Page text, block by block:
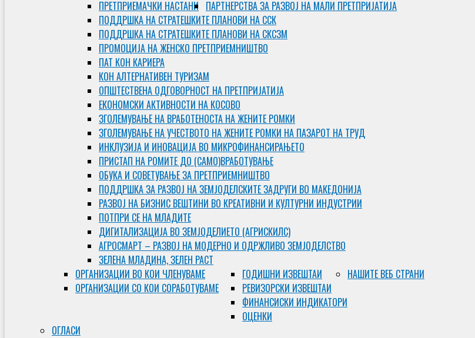
ПРЕТПРИЕМАЧКИ НАСТАНИ ПАРТНЕРСТВА ЗА РАЗВОЈ НА МАЛИ ПРЕТПРИЈАТИЈА
ПОДДРШКА НА СТРАТЕШКИТЕ ПЛАНОВИ НА ССК
ПОДДРШКА НА СТРАТЕШКИТЕ ПЛАНОВИ НА СКСЗМ
ПРОМОЦИЈА НА ЖЕНСКО ПРЕТПРИЕМНИШТВО
ПАТ КОН КАРИЕРА
КОН АЛТЕРНАТИВЕН ТУРИЗАМ
ОПШТЕСТВЕНА ОДГОВОРНОСТ НА ПРЕТПРИЈАТИЈА
ЕКОНОМСКИ АКТИВНОСТИ НА КОСОВО
ЗГОЛЕМУВАЊЕ НА ВРАБОТЕНОСТА НА ЖЕНИТЕ РОМКИ
ЗГОЛЕМУВАЊЕ НА УЧЕСТВОТО НА ЖЕНИТЕ РОМКИ НА ПАЗАРОТ НА ТРУД
ИНКЛУЗИЈА И ИНОВАЦИЈА ВО МИКРОФИНАНСИРАЊЕТО
ПРИСТАП НА РОМИТЕ ДО (САМО)ВРАБОТУВАЊЕ
ОБУКА И СОВЕТУВАЊЕ ЗА ПРЕТПРИЕМНИШТВО
ПОДДРШКА ЗА РАЗВОЈ НА ЗЕМЈОДЕЛСКИТЕ ЗАДРУГИ ВО МАКЕДОНИЈА
РАЗВОЈ НА БИЗНИС ВЕШТИНИ ВО КРЕАТИВНИ И КУЛТУРНИ ИНДУСТРИИ
ПОТПРИ СЕ НА МЛАДИТЕ
ДИГИТАЛИЗАЦИЈА ВО ЗЕМЈОДЕЛИЕТО (АГРИСКИЛС)
АГРОСМАРТ – РАЗВОЈ НА МОДЕРНО И ОДРЖЛИВО ЗЕМЈОДЕЛСТВО
ЗЕЛЕНА МЛАДИНА, ЗЕЛЕН РАСТ
ОРГAНИЗАЦИИ ВО КОИ ЧЛЕНУВАМЕ
ОРГАНИЗАЦИИ СО КОИ СОРАБОТУВАМЕ
ГОДИШНИ ИЗВЕШТАИ
РЕВИЗОРСКИ ИЗВЕШТАИ
ФИНАНСИСКИ ИНДИКАТОРИ
ОЦЕНКИ
НАШИТЕ ВЕБ СТРАНИ
ОГЛАСИ